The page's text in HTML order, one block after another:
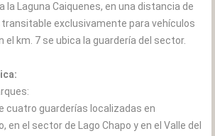
la Laguna Caiquenes, en una distancia de
transitable exclusivamente para vehículos
el km. 7 se ubica la guardería del sector.
cuatro guarderías localizadas en
en el sector de Lago Chapo y en el Valle del